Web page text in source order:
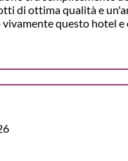
di ottima qualità e
questo hotel e